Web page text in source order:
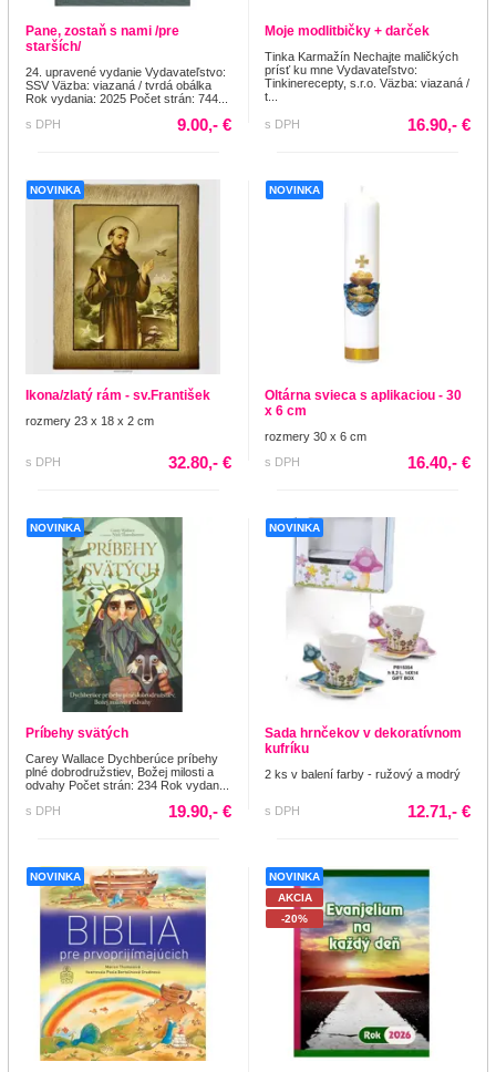
Pane, zostaň s nami /pre
starších/
24. upravené vydanie Vydavateľstvo:
SSV Väzba: viazaná / tvrdá obálka
Rok vydania: 2025 Počet strán: 744...
s DPH
9.00,- €
Moje modlitbičky + darček
Tinka Karmažín Nechajte maličkých
prísť ku mne Vydavateľstvo:
Tinkinerecepty, s.r.o. Väzba: viazaná /
t...
s DPH 16.90,- €
NOVINKA
Ikona/zlatý rám - sv.František
rozmery 23 x 18 x 2 cm
s DPH 32.80,- €
NOVINKA
Oltárna svieca s aplikaciou - 30
x 6 cm
rozmery 30 x 6 cm
s DPH
16.40,- €
NOVINKA
Príbehy svätých
Carey Wallace Dychberúce príbehy
plné dobrodružstiev, Božej milosti a
odvahy Počet strán: 234 Rok vydan...
s DPH
19.90,- €
NOVINKA
Sada hrnčekov v dekoratívnom
kufríku
2 ks v balení farby - ružový a modrý
s DPH 12.71,- €
NOVINKA
NOVINKA
AKCIA
-20%